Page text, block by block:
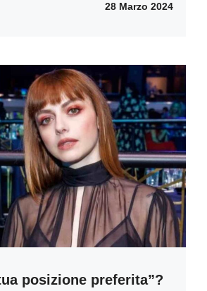
28 Marzo 2024
posizione preferita”?